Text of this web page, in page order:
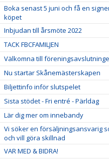
Boka senast 5 juni och få en
köpet
Inbjudan till årsmöte 2022
TACK FBCFAMILJEN
Välkomna till
Nu startar Skånemästerskapen
Biljettinfo inför slutspelet
Sista stödet - Fri entré - Pärldag
Lär dig mer om innebandy
Vi söker en försäljningsansvarig
och vill göra skillnad
VAR MED & BIDRA!